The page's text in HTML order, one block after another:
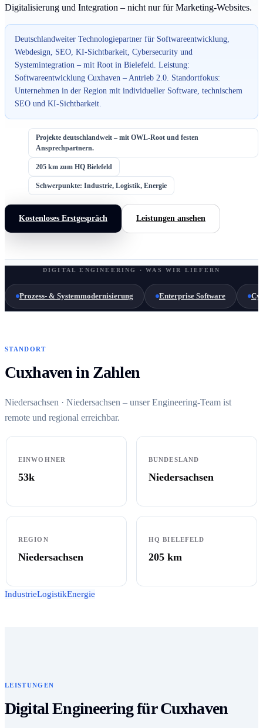
Digitalisierung und Integration – nicht nur für Marketing-Websites.
Deutschlandweiter Technologiepartner für Softwareentwicklung,
Webdesign, SEO, KI-Sichtbarkeit, Cybersecurity und
Systemintegration – mit Root in Bielefeld. Leistung:
Softwareentwicklung Cuxhaven – Antrieb 2.0. Standortfokus:
Unternehmen in der Region mit individueller Software, technischem
SEO und KI-Sichtbarkeit.
Projekte deutschlandweit – mit OWL-Root und festen
Ansprechpartnern.
205 km zum HQ Bielefeld
Schwerpunkte: Industrie, Logistik, Energie
Kostenloses Erstgespräch Leistungen ansehen
DIGITAL ENGINEERING · WAS WIR LIEFERN
Prozess- & Systemmodernisierung Enterprise Software
STANDORT
Cuxhaven in Zahlen
Niedersachsen · Niedersachsen – unser Engineering-Team ist
remote und regional erreichbar.
EINWOHNER
53k
BUNDESLAND
Niedersachsen
REGION
Niedersachsen
HQ BIELEFELD
205 km
IndustrieLogistikEnergie
LEISTUNGEN
Digital Engineering für Cuxhaven